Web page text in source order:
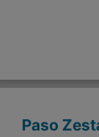
Paso